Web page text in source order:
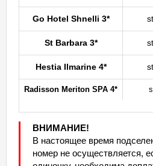
Go Hotel Shnelli 3*
St Barbara 3*
Hestia Ilmarine 4*
Radisson Meriton SPA 4*
ВНИМАНИЕ!
В настоящее время
номер не осуществляется,